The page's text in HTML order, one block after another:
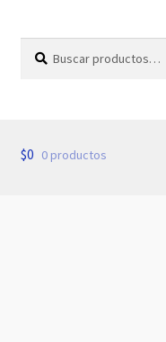
por:
$0 0 productos